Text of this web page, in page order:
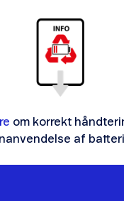
om korrekt
af